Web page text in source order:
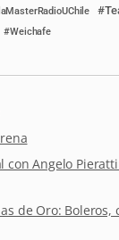
Weichafe
con Angelo
de Oro: Boleros,